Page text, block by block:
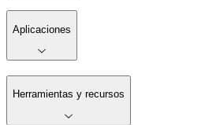
Aplicaciones
Herramientas y recursos